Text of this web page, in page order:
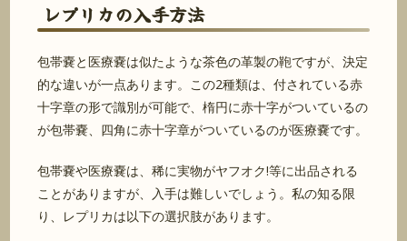
レプリカの入手方法
包帯嚢と医療嚢は似たような茶色の革製の鞄ですが、決定
的な違いが一点あります。この2種類は、付されている赤
十字章の形で識別が可能で、楕円に赤十字がついているの
が包帯嚢、四角に赤十字章がついているのが医療嚢です。
包帯嚢や医療嚢は、稀に実物がヤフオク!等に出品される
ことがありますが、入手は難しいでしょう。私の知る限
り、レプリカは以下の選択肢があります。